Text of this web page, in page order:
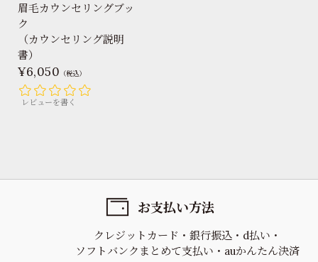
眉毛カウンセリングブッ
ク
（カウンセリング説明
書）
6,050 （税込）
レビューを書く
お支払い方法
クレジットカード 銀行振込
d払い
ソフトバンクまとめて支払い
auかんたん決済